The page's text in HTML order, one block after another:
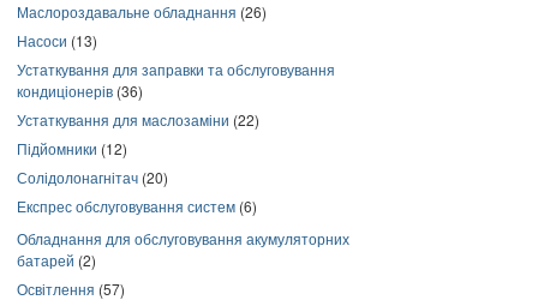
Маслороздавальне обладнання (26)
Насоси (13)
Устаткування для заправки та обслуговування
кондиціонерів (36)
Устаткування для маслозаміни (22)
Підйомники (12)
Солідолонагнітач (20)
Експрес обслуговування систем (6)
Обладнання для обслуговування акумуляторних
батарей (2)
Освітлення (57)